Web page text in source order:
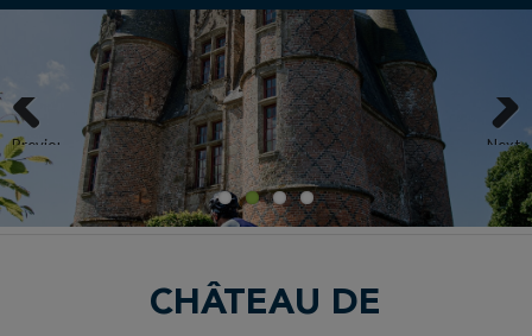
Previous Next
CHÂTEAU DE